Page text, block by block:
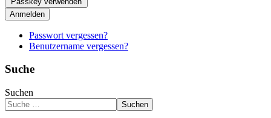
Anmelden
Passwort vergessen?
Benutzername vergessen?
Suche
Suchen
Suchen